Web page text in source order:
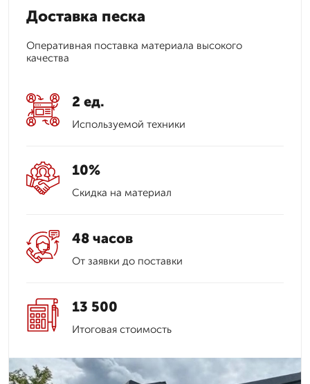
Доставка песка
Оперативная поставка материала высокого
качества
2 ед.
Используемой техники
10%
Скидка на материал
48 часов
От заявки до поставки
13 500
Итоговая стоимость